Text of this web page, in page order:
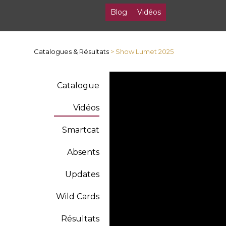
Blog Vidéos
Catalogues & Résultats > Show Lumet 2025
Catalogue
Vidéos
Smartcat
Absents
Updates
Wild Cards
Résultats